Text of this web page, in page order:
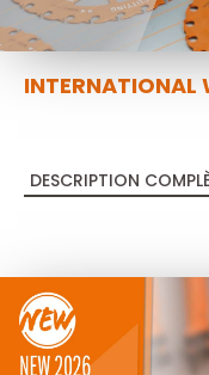
INTERNATIONAL
DESCRIPTION